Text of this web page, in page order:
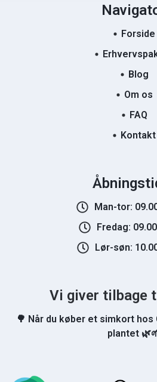
Forside
Blog
Om os
FAQ
Kontakt
Man-tor:
Fredag:
Lør-søn:
Vi giver tilbage
🌳 Når du køber et simkort
plantet